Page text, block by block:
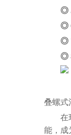
◎
◎
◎
◎
叠螺式
在
能，成